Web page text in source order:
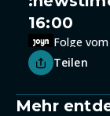
16:00
Folge vom
Teilen
Mehr